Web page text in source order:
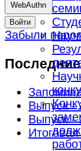
WebAuthn
Войти
Забыли
Выпуск -
Выпуск -